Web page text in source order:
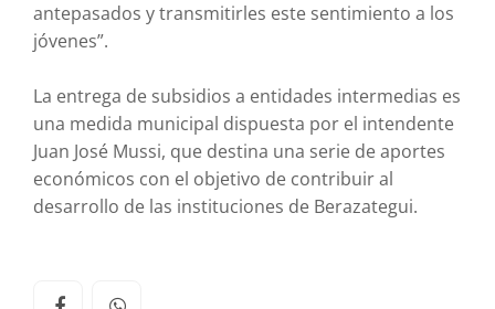
antepasados y transmitirles este sentimiento a los
jóvenes”.
La entrega de subsidios a entidades intermedias es
una medida municipal dispuesta por el intendente
Juan José Mussi, que destina una serie de aportes
económicos con el objetivo de contribuir al
desarrollo de las instituciones de Berazategui.